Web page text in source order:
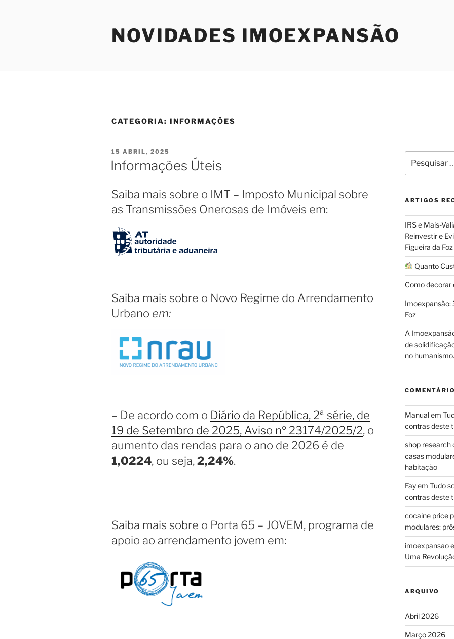
NOVIDADES IMOEXPANSÃO
CATEGORIA: INFORMAÇÕES
PUBLICADO
EM
15 ABRIL, 2025
Informações Úteis
Saiba mais sobre o IMT – Imposto Municipal sobre
as Transmissões Onerosas de Imóveis em:
Saiba mais sobre o Novo Regime do Arrendamento
Urbano em:
– De acordo com o Diário da República, 2ª série, de
19 de Setembro de 2025, Aviso nº 23174/2025/2, o
aumento das rendas para o ano de 2026 é de
1,0224, ou seja,2,24%.
Saiba mais sobre o Porta 65 – JOVEM, programa de
apoio ao arrendamento jovem em:
por:
ARTIGOS
IRS e Mais-
Reinvestir e
Figueira da Foz
Quanto
Como decorar
Imoexpansão:
Foz
A
de
no humanismo.
Manualem
contras deste
shop research
casas
habitação
Fayem Tudo
contras deste
cocaine price
modulares:
imoexpansao
Uma
ARQUIVO
Abril 2026
Março 2026